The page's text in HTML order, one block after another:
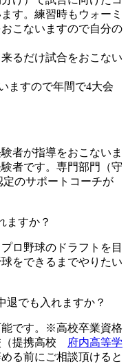
す。練習時もウォーミ
こないますので自分の
るだけ試合をおこない
ますので年間で4大会
者が指導をおこないま
者です。専門部門（守
のサポートコーチが
ますか？
ロ野球のドラフトを目
をできるまでやりたい
退でも入れますか？
です。※高校卒業資格
（提携高校
府内高等学
る前にご相談頂けると